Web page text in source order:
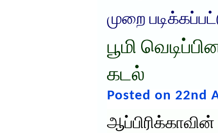
முறை
பூமி
கடல்
Posted on 22nd